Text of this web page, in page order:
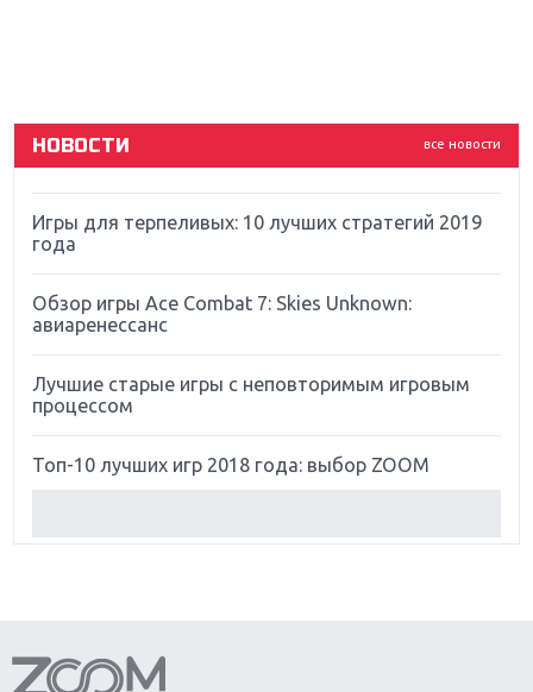
все новости
НОВОСТИ
Far Cry 5: хвалить нельзя ругать
Игры для терпеливых: 10 лучших стратегий 2019
года
Обзор игры Ace Combat 7: Skies Unknown:
авиаренессанс
Лучшие старые игры с неповторимым игровым
процессом
Топ-10 лучших игр 2018 года: выбор ZOOM
Обзор игры Forza Horizon 4: вершина эволюции